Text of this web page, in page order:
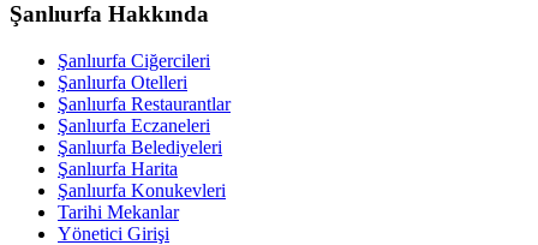
Şanlıurfa Hakkında
Şanlıurfa Ciğercileri
Şanlıurfa Otelleri
Şanlıurfa Restaurantlar
Şanlıurfa Eczaneleri
Şanlıurfa Belediyeleri
Şanlıurfa Harita
Şanlıurfa Konukevleri
Tarihi Mekanlar
Yönetici Girişi